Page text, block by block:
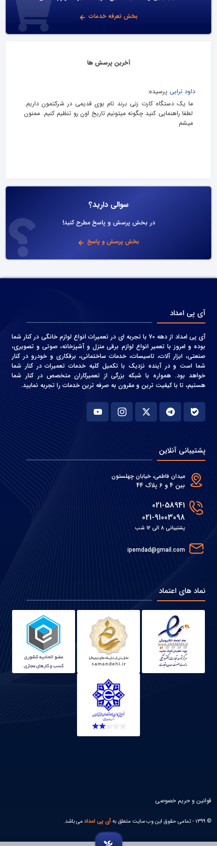
بخش تعرفه خدمات
آخرین پرسش ها
داود ترابی پرسیده:
ما یک دستگاه کارت زنی برند تام بوی قدیمی در شرکتمون داریم.
لطفا راهنمایی کنید چگونه میتونیم تاریخ اون رو تنظیم کنیم. ممنون
میشم
سوالی دارید؟
در بخش پرسش و پاسخ مطرح کنید!
بخش پرسش و پاسخ
آی پی امداد
آی پی امداد از دهه 70 با تجربه ای در تعمیرات انواع لوازم خانگی در کنار شما
بوده و امروز با تعمیر انواع لوازم برقی منزل و آشپزخانه، صوتی و‌ تصویری،
صنعتی، ابزار آلات، تاسیسات، خدمات ساختمانی، برقکاری و خودرو در کنار
شما است و در آینده نزدیک با تکمیل کلیه خدمات تعمیرات در کنار شما
خواهد بود. همواره با شبکه بزرگی از تعمیرکاران متخصص در کنار شما
هستیم، تا با کیفیت ترین و مقرون به صرفه ترین خدمات را تجربه نمایید.
پشتیبانی آنلاین
میدان فاطمی، خیابان چهلستون
بین 4 و 6 پلاک 44
021-58941
021-91003098
پشتیبانی 8 الی 12 شب
ipemdad@gmail.com
نماد های اعتماد
© 1399 - تمامی حقوق این وب سایت متعلق به آی پی امدادمی باشد.
قوانین و حریم خصوصی